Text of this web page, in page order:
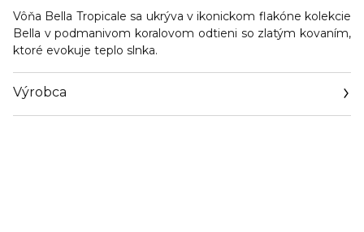
Vôňa Bella Tropicale sa ukrýva v ikonickom flakóne kolekcie
Bella v podmanivom koralovom odtieni so zlatým kovaním,
ktoré evokuje teplo slnka.
Výrobca